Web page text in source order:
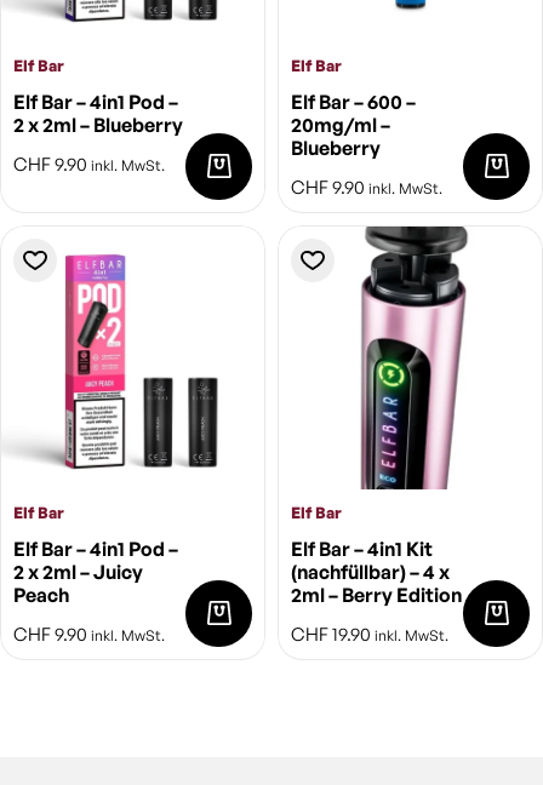
Elf Bar
Elf Bar – 4in1 Pod –
2 x 2ml – Blueberry
CHF9.90 inkl. MwSt.
Elf Bar
Elf Bar – 600 –
20mg/ml –
Blueberry
CHF9.90 inkl. MwSt.
Elf Bar
Elf Bar – 4in1 Pod –
2 x 2ml – Juicy
Peach
CHF9.90 inkl. MwSt.
Elf Bar
Elf Bar – 4in1 Kit
(nachfüllbar) – 4 x
2ml – Berry Edition
CHF19.90 inkl. MwSt.